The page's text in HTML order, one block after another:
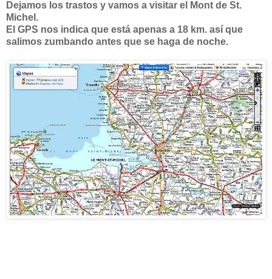
Dejamos los trastos y vamos a visitar el Mont de St.
Michel.
El GPS nos indica que está apenas a 18 km. así que
salimos zumbando antes que se haga de noche.